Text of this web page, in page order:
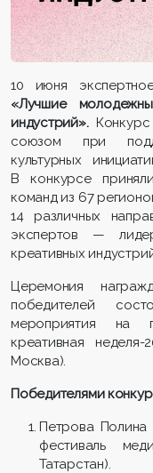
10 июня
«Лучшие
индустрий».
союзом при
культурных
В конкурсе
команд из 67
14 различных
экспертов —
креативных
Церемония
победителей
мероприятия на
креативная
Москва).
Победителями
Петрова Полина
фестиваль
Татарстан).